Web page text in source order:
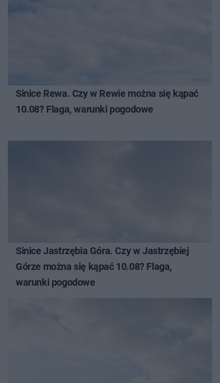
Sinice Rewa. Czy w Rewie można się kąpać
10.08? Flaga, warunki pogodowe
Sinice Jastrzębia Góra. Czy w Jastrzębiej
Górze można się kąpać 10.08? Flaga,
warunki pogodowe